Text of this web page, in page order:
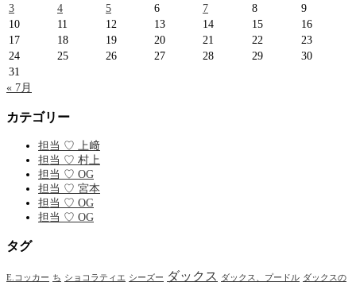
3
4 5 6 7 8
9
10
11 12 13 14 15
16
17
18 19 20 21 22
23
24
25 26 27 28 29
30
31
« 7月
カテゴリー
担当 ♡ 上﨑
担当 ♡ 村上
担当 ♡ OG
担当 ♡ 宮本
担当 ♡ OG
担当 ♡ OG
タグ
E.コッカー ち ショコラティエ シーズー ダックス ダックス、プードル ダックスの